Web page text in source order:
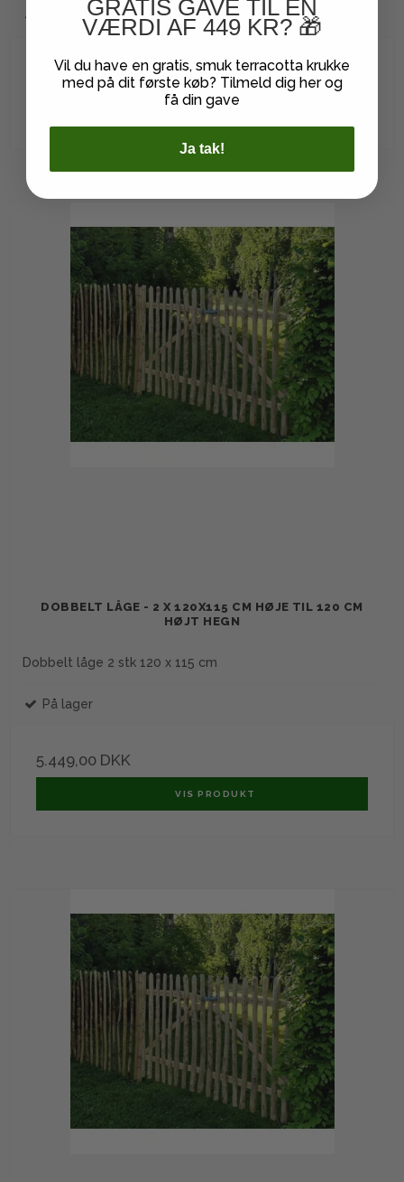
På lager
5.022,00 DKK
VIS PRODUKT
DOBBELT LÅGE - 2 X 120X115 CM HØJE TIL 120 CM
HØJT HEGN
Dobbelt låge 2 stk 120 x 115 cm
På lager
5.449,00 DKK
VIS PRODUKT
GRATIS GAVE TIL EN
VÆRDI AF 449 KR? 🎁
Vil du have en gratis, smuk terracotta krukke
med på dit første køb? Tilmeld dig her og
få din gave
Ja tak!